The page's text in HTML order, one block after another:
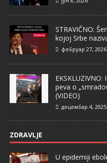
STRAVIČNO:
kojoj Srbe
фебруар 27, 2026
peva o
(VIDEO)
децембар 4, 2025
ZDRAVLJE
U epidemiji